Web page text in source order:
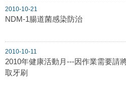
2010-10-21
NDM-1腸道菌感染防治
2010-10-11
2010年健康活動月---因作業需要請
取牙刷